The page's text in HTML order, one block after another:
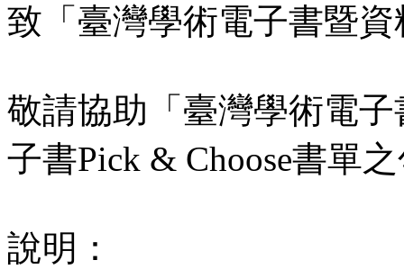
致「臺灣學術電子書暨
敬請協助「臺灣學術電
子書Pick & Choose書單
說明：